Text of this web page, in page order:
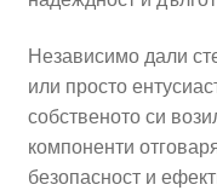
Правила и условия
Процедура за
Независимо дали
или просто
собственото си
компоненти
безопасност и